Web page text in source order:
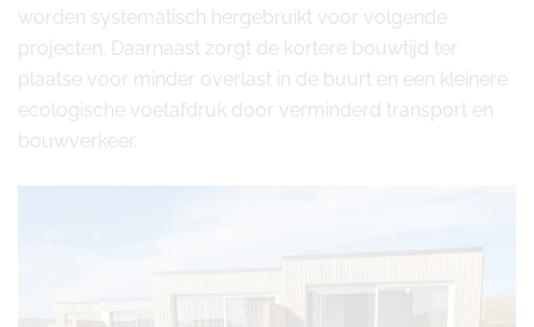
worden systematisch hergebruikt voor volgende
projecten. Daarnaast zorgt de kortere bouwtijd ter
plaatse voor minder overlast in de buurt en een kleinere
ecologische voetafdruk door verminderd transport en
bouwverkeer.